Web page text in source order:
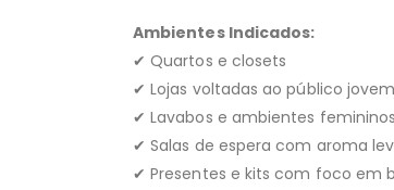
Ambientes Indicados:
✔ Quartos e closets
✔ Lojas voltadas ao público jovem
✔ Lavabos e ambientes femininos
✔ Salas de espera com aroma
✔ Presentes e kits com foco em